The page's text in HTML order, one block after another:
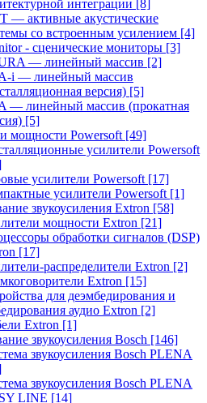
интеграции [8]
— активные акустические
со встроенным усилением [4]
- сценические мониторы [3]
— линейный массив [2]
i — линейный массив
версия) [5]
— линейный массив (прокатная
[5]
мощности Powersoft [49]
усилители Powersoft
усилители Powersoft [17]
усилители Powersoft [1]
звукоусиления Extron [58]
мощности Extron [21]
обработки сигналов (DSP)
[17]
распределители Extron [2]
Extron [15]
для деэмбедирования и
аудио Extron [2]
Extron [1]
звукоусиления Bosch [146]
звукоусиления Bosch PLENA
звукоусиления Bosch PLENA
LINE [14]